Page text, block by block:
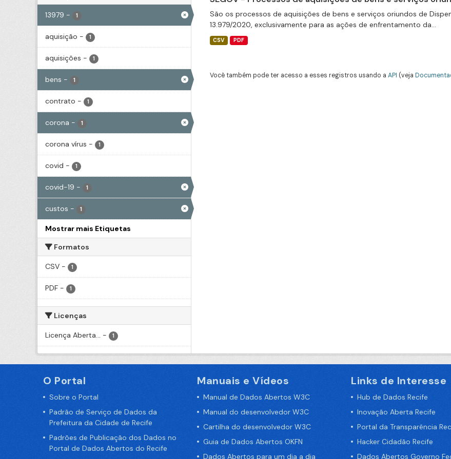
13979 - 1
aquisição - 1
aquisições - 1
bens - 1
contrato - 1
corona - 1
corona vírus - 1
covid - 1
covid-19 - 1
custos - 1
Mostrar mais Etiquetas
Formatos
CSV - 1
PDF - 1
Licenças
Licença Aberta... - 1
São os processos de aquisições de bens e serviços oriundos de
13.979/2020, exclusivamente para as ações de enfrentamento da...
CSV PDF
Você também pode ter acesso a esses registros usando a API (veja
O Portal
Sobre o Portal
Padrão de Serviço de Dados da
Prefeitura da Cidade de Recife
Padrões de Publicação dos Dados no
Portal de Dados Abertos do Recife
Manuais e Vídeos
Manual de Dados Abertos W3C
Manual do desenvolvedor W3C
Cartilha do desenvolvedor W3C
Guia de Dados Abertos OKFN
Dados Abertos para um dia a dia
Links de Interesse
Hub de Dados Recife
Inovação Aberta Recife
Portal da Transparência
Hacker Cidadão Recife
Dados Abertos Governo